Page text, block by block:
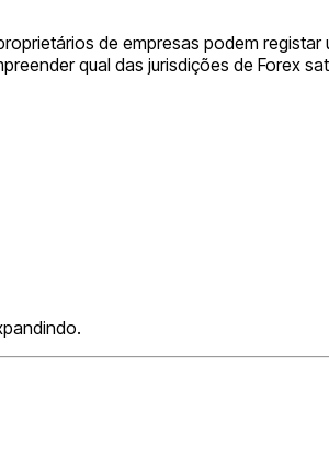
de empresas podem registar
qual das jurisdições de Forex